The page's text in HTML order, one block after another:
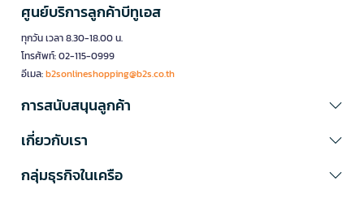
ศูนย์บริการลูกค้าบีทูเอส
ทุกวัน เวลา 8.30-18.00 น.
โทรศัพท์: 02-115-0999
อีเมล:b2sonlineshopping@b2s.co.th
การสนับสนุนลูกค้า
เกี่ยวกับเรา
กลุ่มธุรกิจในเครือ